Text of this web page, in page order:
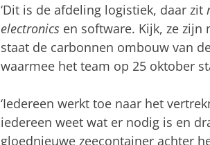
‘Dit is de afdeling logistiek, daar zit
electronics en software. Kijk, ze zijn
staat de carbonnen ombouw van
waarmee het team op 25 oktober
‘Iedereen werkt toe naar het
iedereen weet wat er nodig is en
gloednieuwe zeecontainer achter